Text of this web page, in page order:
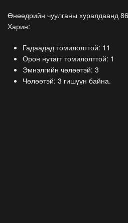
Өнөөдрийн чуулганы хуралдаанд
Харин:
Гадаадад томилолттой: 11
Орон нутагт томилолттой: 1
Эмнэлгийн чөлөөтэй: 3
Чөлөөтэй: 3 гишүүн байна.